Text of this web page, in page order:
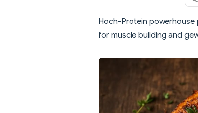
Hoch-Protein powerhouse
for muscle building and